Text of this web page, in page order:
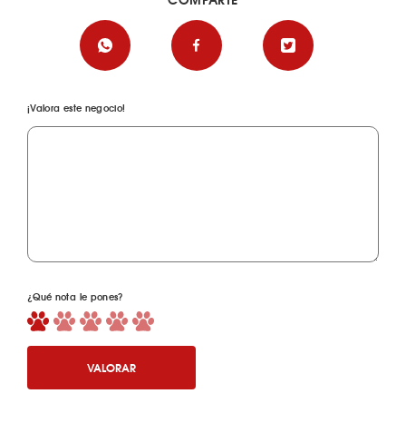
¡Valora este negocio!
¿Qué nota le pones?
VALORAR